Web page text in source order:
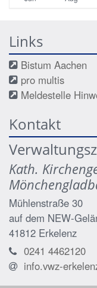
Links
Bistum Aachen
pro multis
Meldestelle
Kontakt
Kath.
Mühlenstraße 30
auf dem NEW-
41812 Erkelenz
0241 4462120
info.vwz-